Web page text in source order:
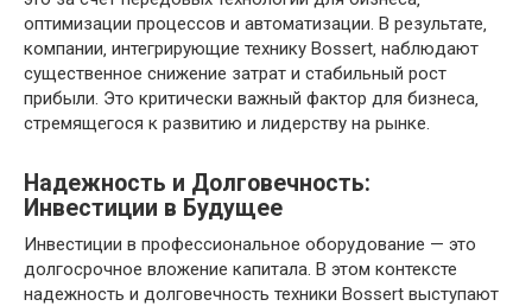
оптимизации процессов и автоматизации. В результате‚
компании‚ интегрирующие технику Bossert‚ наблюдают
существенное снижение затрат и стабильный рост
прибыли. Это критически важный фактор для бизнеса‚
стремящегося к развитию и лидерству на рынке.
Надежность и Долговечность:
Инвестиции в Будущее
Инвестиции в профессиональное оборудование — это
долгосрочное вложение капитала. В этом контексте
надежность и долговечность техники Bossert выступают